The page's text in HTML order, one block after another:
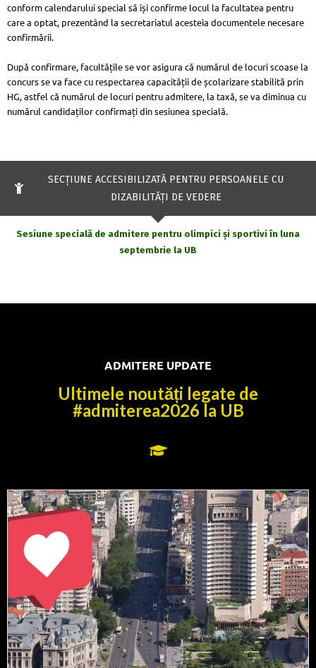
conform calendarului special să își confirme locul la facultatea pentru
care a optat, prezentând la secretariatul acesteia documentele necesare
confirmării.
După confirmare, facultățile se vor asigura că numărul de locuri scoase la
concurs se va face cu respectarea capacității de școlarizare stabilită prin
HG, astfel că numărul de locuri pentru admitere, la taxă, se va diminua cu
numărul candidaților confirmați din sesiunea specială.
SECŢIUNE ACCESIBILIZATĂ PENTRU PERSOANELE CU
DIZABILITĂŢI DE VEDERE
Sesiune specială de admitere pentru olimpici și sportivi în luna
septembrie la UB
ADMITERE UPDATE
Ultimele noutăți legate de
#admiterea2026 la UB